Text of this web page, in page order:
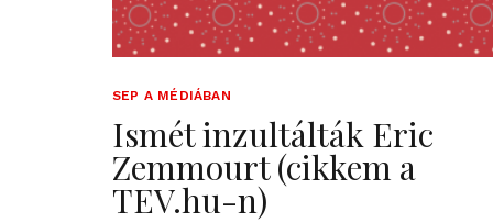
SEP A MÉDIÁBAN
Ismét inzultálták Eric
Zemmourt (cikkem a
TEV.hu-n)